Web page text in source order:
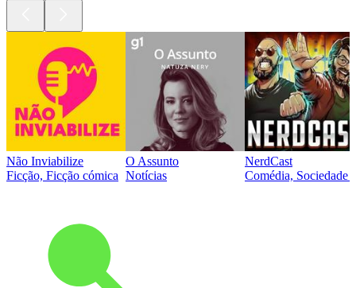
Não Inviabilize
Ficção, Ficção cómica
O Assunto
Notícias
NerdCast
Comédia, Sociedade